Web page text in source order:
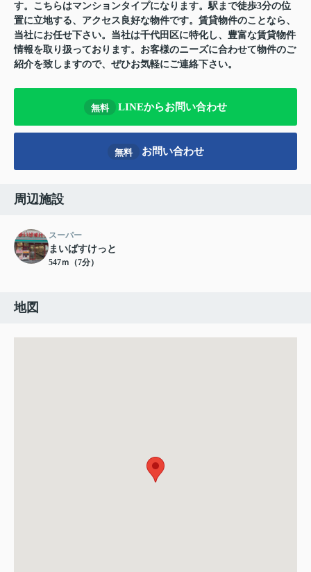
す。こちらはマンションタイプになります。駅まで徒歩3分の位
置に立地する、アクセス良好な物件です。賃貸物件のことなら、
当社にお任せ下さい。当社は千代田区に特化し、豊富な賃貸物件
情報を取り扱っております。お客様のニーズに合わせて物件のご
紹介を致しますので、ぜひお気軽にご連絡下さい。
無料 LINEからお問い合わせ
無料 お問い合わせ
周辺施設
スーパー
まいばすけっと
547ｍ（7分）
地図